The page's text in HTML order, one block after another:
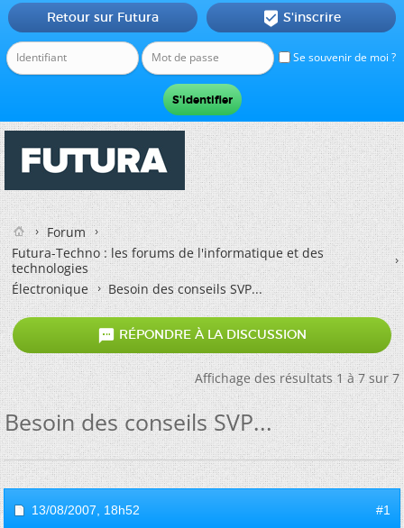
Se souvenir de moi ?
Retour sur Futura  S'inscrire
Forum
Futura-Techno : les forums de l'informatique et des
technologies
Électronique
Besoin des conseils SVP...
 RÉPONDRE À LA DISCUSSION
Affichage des résultats 1 à 7 sur 7
Besoin des conseils SVP...
13/08/2007, 18h52 #1